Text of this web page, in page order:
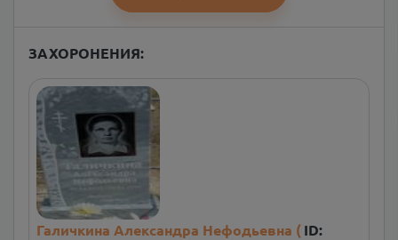
ЗАХОРОНЕНИЯ:
Галичкина Александра Нефодьевна (ID: